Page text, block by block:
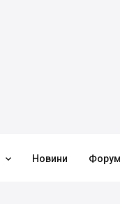
 Новини